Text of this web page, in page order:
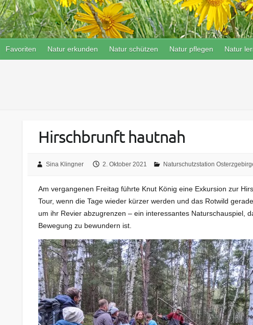
Favoriten Natur erkunden Natur schützen Natur pflegen Natur
Hirschbrunft hautnah
Sina Klingner 2. Oktober 2021 Naturschutzstation
Am vergangenen Freitag führte Knut König eine Exkursion zur
Tour, wenn die Tage wieder kürzer werden und das Rotwild
um ihr Revier abzugrenzen – ein interessantes Naturschauspiel,
Bewegung zu bewundern ist.